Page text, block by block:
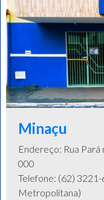
Minaçu
Endereço: Rua
000
Telefone: (62) 3221-
Metropolitana)